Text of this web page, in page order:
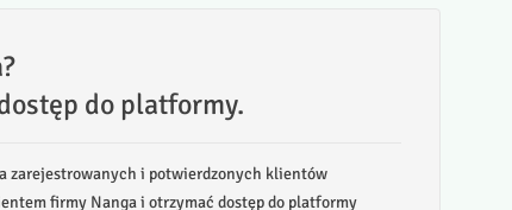
do platformy.
zarejestrowanych i potwierdzonych klientów
firmy Nanga i otrzymać dostęp do platformy